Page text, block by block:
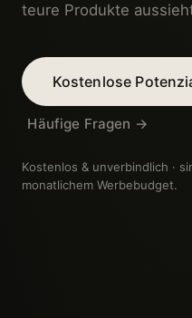
teure Produkte
Kostenlose
Häufige Fragen →
Kostenlos & unverbindlich ·
monatlichem Werbebudget.